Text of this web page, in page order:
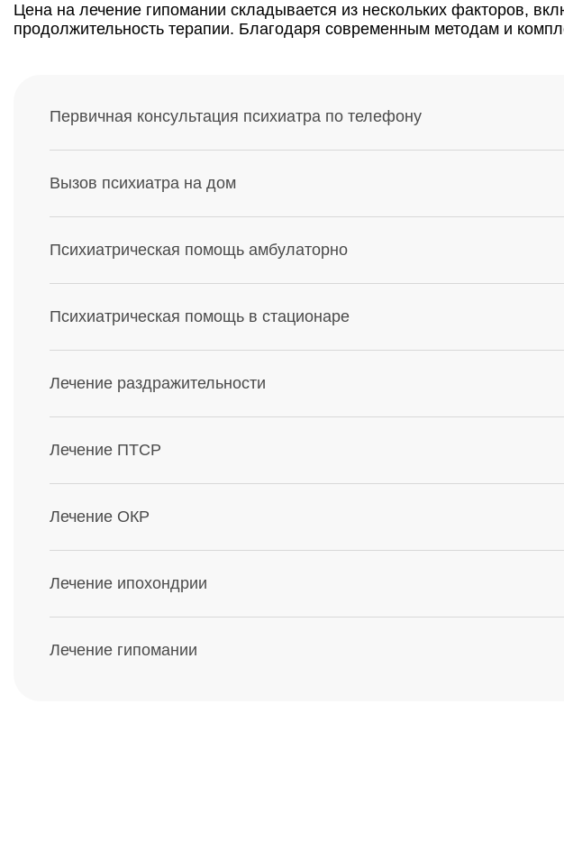
Цена на лечение гипомании складывается из нескольких факторов,
продолжительность терапии. Благодаря современным методам и
Первичная консультация психиатра по телефону
Вызов психиатра на дом
Психиатрическая помощь амбулаторно
Психиатрическая помощь в стационаре
Лечение раздражительности
Лечение ПТСР
Лечение ОКР
Лечение ипохондрии
Лечение гипомании